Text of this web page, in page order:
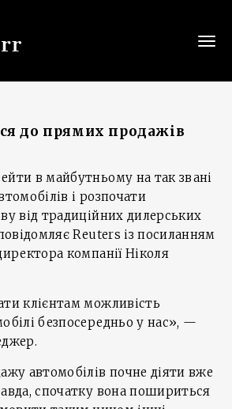
до прямих продажів
в майбутньому на так звані
і розпочати
від традиційних дилерських
Reuters із посиланням
компанії Ніколя
клієнтам можливість
безпосередньо у нас», —
автомобілів почне діяти вже
спочатку вона пошириться